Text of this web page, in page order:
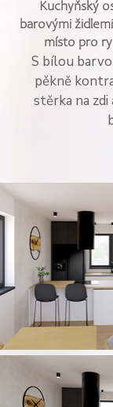
Kuchyňský
barovými
místo pro
S bílou
pěkně
stěrka na